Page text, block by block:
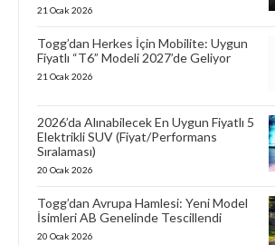
21 Ocak 2026
Togg’dan Herkes İçin Mobilite: Uygun
Fiyatlı “T6” Modeli 2027’de Geliyor
21 Ocak 2026
2026’da Alınabilecek En Uygun Fiyatlı 5
Elektrikli SUV (Fiyat/Performans
Sıralaması)
20 Ocak 2026
Togg’dan Avrupa Hamlesi: Yeni Model
İsimleri AB Genelinde Tescillendi
20 Ocak 2026